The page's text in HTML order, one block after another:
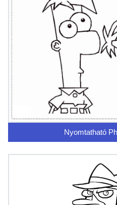
Nyomtatható